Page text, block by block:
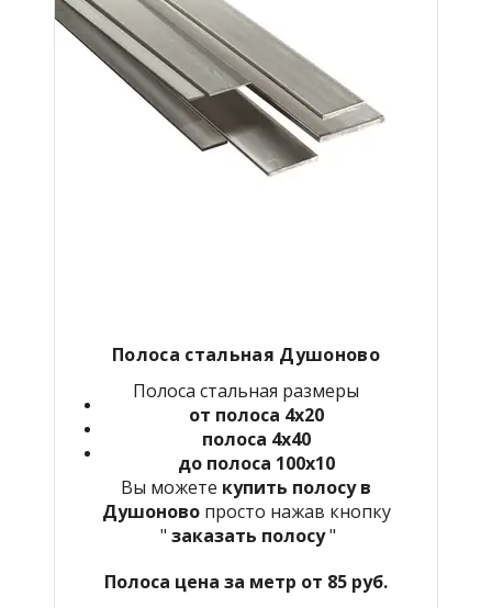
Полоса стальная Душоново
Полоса стальная размеры
от полоса 4х20
полоса 4х40
до полоса 100х10
Вы можете купить полосу в
Душоново просто нажав кнопку
" заказать полосу"
Полоса цена за метр от 85 руб.